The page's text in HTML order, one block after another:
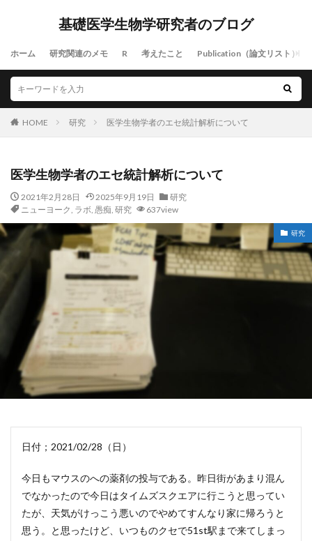
基礎医学生物学研究者のブログ
ホーム 研究関連のメモ R 考えたこと Publication（論文リスト）
HOME 研究 医学生物学者のエセ統計解析について
医学生物学者のエセ統計解析について
2021年2月28日 2025年9月19日
研究
ニューヨーク, ラボ, 愚痴, 研究 637view
研究
日付；2021/02/28（日）
今日もマウスのへの薬剤の投与である。昨日街があまり混ん
でなかったので今日はタイムズスクエアに行こうと思ってい
たが、天気がけっこう悪いのでやめてすんなり家に帰ろうと
思う。と思ったけど、いつものクセで51st駅まで来てしまっ